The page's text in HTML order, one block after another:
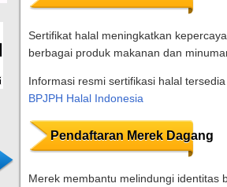
Sertifikat halal meningkatkan
berbagai produk makanan dan
Informasi resmi sertifikasi halal
BPJPH Halal Indonesia
Pendaftaran Merek Dagang
Merek membantu melindungi identitas